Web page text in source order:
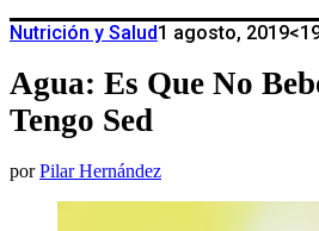
Nutrición y Salud1 agosto, 2019
Agua: Es Que No
Tengo Sed
por Pilar Hernández